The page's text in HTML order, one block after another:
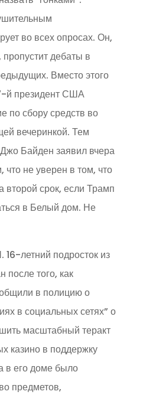
во всех опросах. Он,
пропустит дебаты в
Вместо этого
й президент США
по сбору средств во
вечеринкой. Тем
Байден заявил вчера
не уверен в том, что
второй срок, если Трамп
в Белый дом. Не
летний подросток из
после того, как
в полицию о
в социальных сетях” о
масштабный теракт
казино в поддержку
в его доме было
предметов,